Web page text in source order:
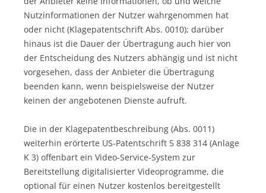
Nutzinformationen der Nutzer wahrgenommen hat
oder nicht (Klagepatentschrift Abs. 0010); darüber
hinaus ist die Dauer der Übertragung auch hier von
der Entscheidung des Nutzers abhängig und ist nicht
vorgesehen, dass der Anbieter die Übertragung
beenden kann, wenn beispielsweise der Nutzer
keinen der angebotenen Dienste aufruft.
Die in der Klagepatentbeschreibung (Abs. 0011)
weiterhin erörterte US-Patentschrift 5 838 314 (Anlage
K 3) offenbart ein Video-Service-System zur
Bereitstellung digitalisierter Videoprogramme, die
optional für einen Nutzer kostenlos bereitgestellt